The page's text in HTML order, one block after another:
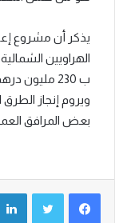
يذكر أن مشروع
الهراويين
ويروم إنجاز
بعض المرافق